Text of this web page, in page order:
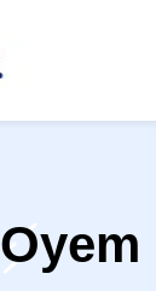
Oyem